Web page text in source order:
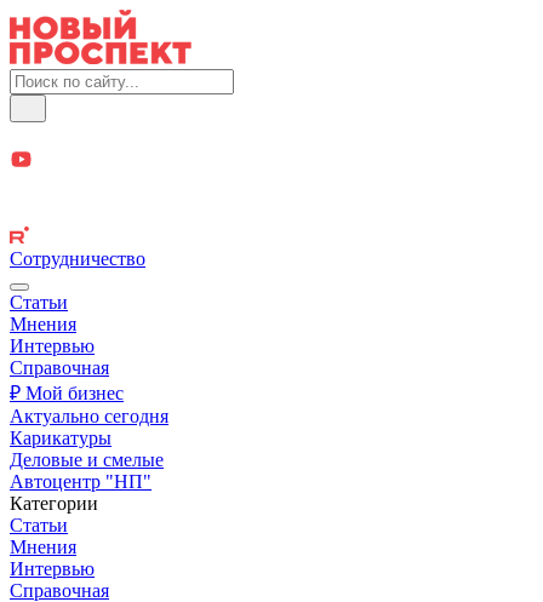
Сотрудничество
Статьи
Мнения
Интервью
Справочная
₽ Мой бизнес
Актуально сегодня
Карикатуры
Деловые и смелые
Автоцентр "НП"
Категории
Статьи
Мнения
Интервью
Справочная